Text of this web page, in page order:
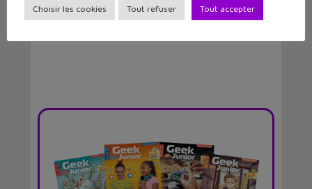
Choisir les cookies Tout refuser Tout accepter